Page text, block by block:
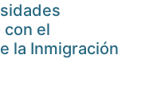
el
la Inmigración